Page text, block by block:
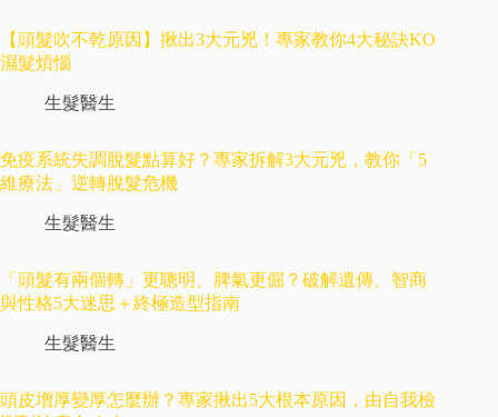
【頭髮吹不乾原因】揪出3大元兇！專家教你4大秘訣KO
濕髮煩惱
生髮醫生
免疫系統失調脫髮點算好？專家拆解3大元兇，教你「5
維療法」逆轉脫髮危機
生髮醫生
「頭髮有兩個轉」更聰明、脾氣更倔？破解遺傳、智商
與性格5大迷思＋終極造型指南
生髮醫生
頭皮增厚變厚怎麼辦？專家揪出5大根本原因，由自我檢